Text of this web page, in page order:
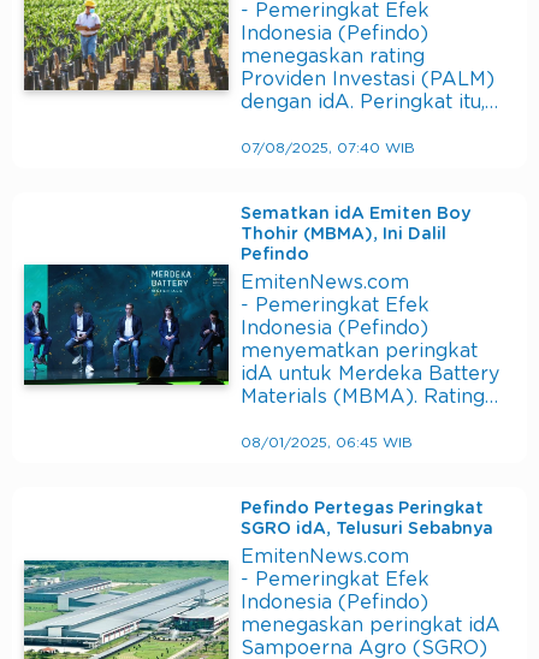
- Pemeringkat Efek
Indonesia (Pefindo)
menegaskan rating
Providen Investasi (PALM)
dengan idA. Peringkat itu,…
07/08/2025, 07:40 WIB
Sematkan idA Emiten Boy
Thohir (MBMA), Ini Dalil
Pefindo
EmitenNews.com
- Pemeringkat Efek
Indonesia (Pefindo)
menyematkan peringkat
idA untuk Merdeka Battery
Materials (MBMA). Rating…
08/01/2025, 06:45 WIB
Pefindo Pertegas Peringkat
SGRO idA, Telusuri Sebabnya
EmitenNews.com
- Pemeringkat Efek
Indonesia (Pefindo)
menegaskan peringkat idA
Sampoerna Agro (SGRO)